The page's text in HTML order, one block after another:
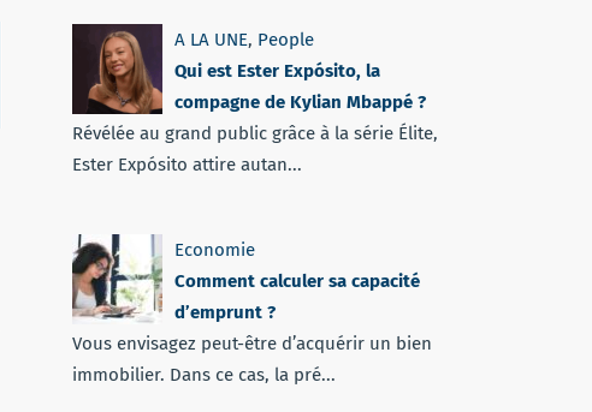
A LA UNE, People
Qui est Ester Expósito, la
compagne de Kylian Mbappé ?
Révélée au grand public grâce à la série Élite,
Ester Expósito attire autan...
Economie
Comment calculer sa capacité
d’emprunt ?
Vous envisagez peut-être d’acquérir un bien
immobilier. Dans ce cas, la pré...